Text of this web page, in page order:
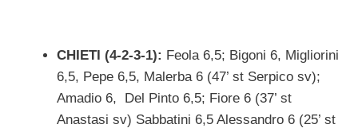
CHIETI (4-2-3-1): Feola 6,5; Bigoni 6, Migliorini
6,5, Pepe 6,5, Malerba 6 (47’ st Serpico sv);
Amadio 6, Del Pinto 6,5; Fiore 6 (37’ st
Anastasi sv) Sabbatini 6,5 Alessandro 6 (25’ st